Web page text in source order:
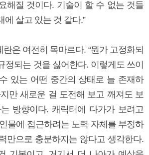
해질 것이다. 기술이 할 수 없는 것들
에 살고 있는 것 같다.”
은 여전히 목마르다. “뭔가 고정화되
정되는 것을 싫어한다. 이렇게도 쓰이
있는 어떤 중간의 상태로 늘 존재하
만 새로운 걸 도전해 보고 깨져도 보
방향이다. 캐릭터에 다가가 보려고
물에 접근하려는 노력 자체를 부정하
만으로 충분하지는 않다고 생각한다.